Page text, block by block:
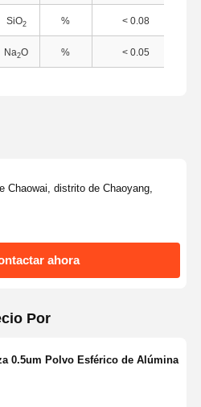
Sobre
Visita A La
SiO2 % < 0.08
Na2O % < 0.05
Chaowai, distrito de Chaoyang,
ahora
Por
0.5um Polvo Esférico de Alúmina